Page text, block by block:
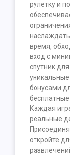
рулетку и
время,
вход с
спутник
бонусами
Каждая
реальные
откройте